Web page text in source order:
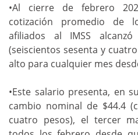
•Al cierre de febrero
cotización promedio de
afiliados al IMSS
(seiscientos sesenta y
alto para cualquier mes
•Este salario presenta, en
cambio nominal de $44.4
cuatro pesos), el tercer